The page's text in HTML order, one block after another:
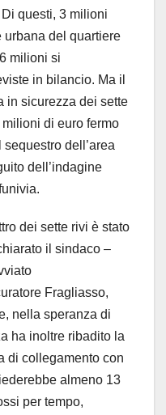
questi, 3 milioni
del quartiere
milioni si
in bilancio. Ma il
in sicurezza dei sette
di euro fermo
dell’area
dell’indagine
dei sette rivi è stato
il sindaco –
Fragliasso,
nella speranza di
ha inoltre ribadito la
di collegamento con
almeno 13
per tempo,